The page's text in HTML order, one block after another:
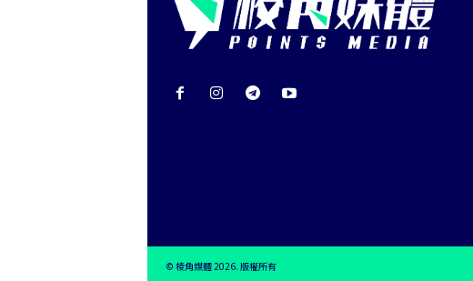
© 棱角媒體 2026. 版權所有